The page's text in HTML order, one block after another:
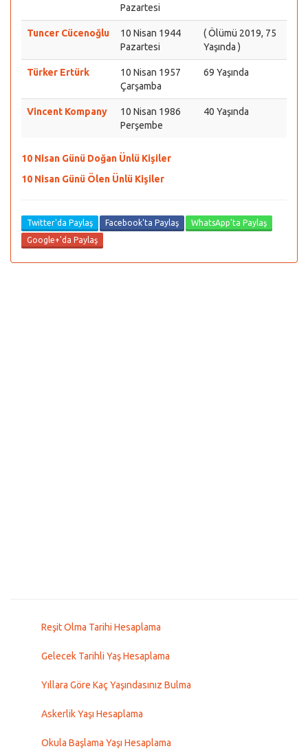
Pazartesi
Tuncer Cücenoğlu
10 Nisan 1944
Pazartesi
( Ölümü 2019, 75
Yaşında )
Türker Ertürk
10 Nisan 1957
Çarşamba
69 Yaşında
Vincent Kompany
10 Nisan 1986
Perşembe
40 Yaşında
10 Nisan Günü Doğan Ünlü Kişiler
10 Nisan Günü Ölen Ünlü Kişiler
Twitter'da Paylaş Facebook'ta Paylaş
WhatsApp'ta Paylaş
Google+'da Paylaş
Reşit Olma Tarihi Hesaplama
Gelecek Tarihli Yaş Hesaplama
Yıllara Göre Kaç Yaşındasınız Bulma
Askerlik Yaşı Hesaplama
Okula Başlama Yaşı Hesaplama